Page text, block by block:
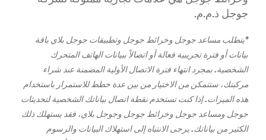
جوجل ذ.م.م.
*يتطلب مساعد جوجل وخرائط جوجل وتطبيقات جوجل بلاي باقة
بيانات أو فترة تجريبية فعالة أو اتصالاً ببيانات الهاتف المتحرك
الشخصية. بمجرد انتهاء فترة الاتصال الأولية المضمنة عند شراء
مركبتك، ستتمكن من الاختيار من بين عدة خطط للاستمرار باستخدام
هذه الميزات. إذا كنت تستخدم نقطة اتصال بياناتك الشخصية لتحديثات
جوجل ومساعد جوجل وخرائط جوجل وجوجل بلاي، فقد يستهلك ذلك
الكثير من بياناتك. يرجى الانتباه إلى استهلاك البيانات والرسوم